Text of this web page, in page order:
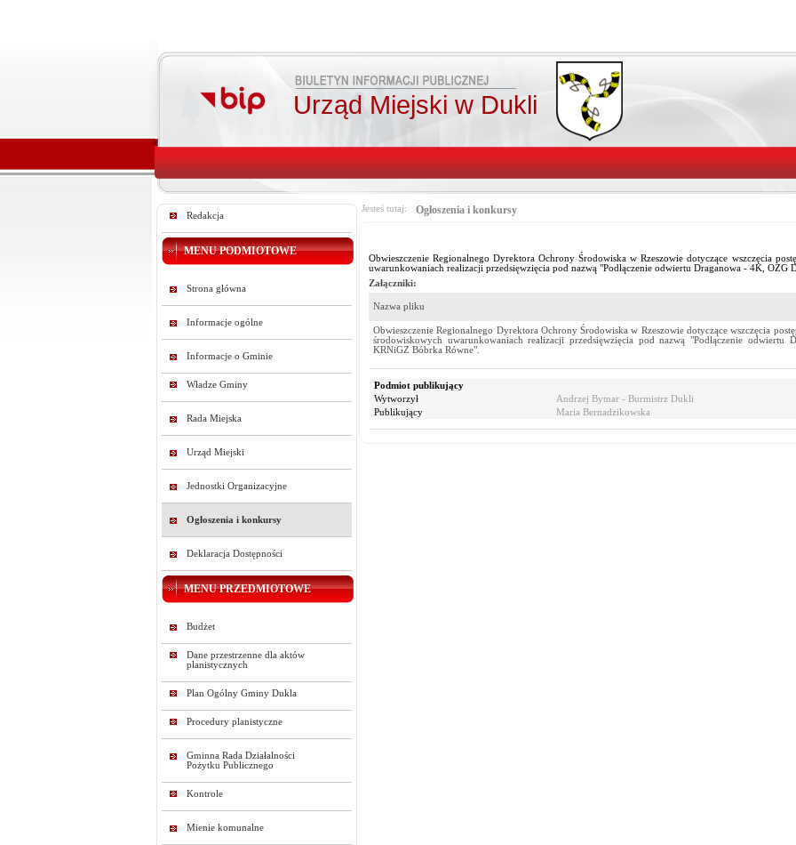
Urząd Miejski w Dukli
Redakcja
MENU PODMIOTOWE
Strona główna
Informacje ogólne
Informacje o Gminie
Władze Gminy
Rada Miejska
Urząd Miejski
Jednostki Organizacyjne
Ogłoszenia i konkursy
Deklaracja Dostępności
MENU PRZEDMIOTOWE
Budżet
Dane przestrzenne dla aktów
planistycznych
Plan Ogólny Gminy Dukla
Procedury planistyczne
Gminna Rada Działalności
Pożytku Publicznego
Kontrole
Mienie komunalne
Jesteś tutaj: Ogłoszenia i konkursy
Obwieszczenie Regionalnego Dyrektora Ochrony Środowiska w Rzeszowie dotyczące wszczęcia
uwarunkowaniach realizacji przedsięwzięcia pod nazwą "Podłączenie odwiertu Draganowa - 4K, OZG
Załączniki:
Nazwa pliku
Obwieszczenie Regionalnego Dyrektora Ochrony Środowiska w Rzeszowie dotyczące wszczęcia
środowiskowych uwarunkowaniach realizacji przedsięwzięcia pod nazwą "Podłączenie
KRNiGZ Bóbrka Równe".
Podmiot publikujący
Wytworzył
Andrzej Bytnar - Burmistrz Dukli
Publikujący
Maria Bernadzikowska